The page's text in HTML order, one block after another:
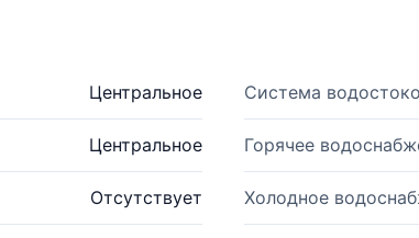
Центральное Система
Центральное Горячее
Отсутствует Холодное